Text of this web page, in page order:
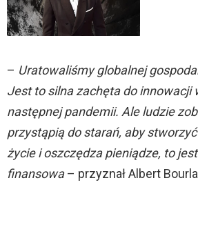
– Uratowaliśmy globalnej
Jest to silna zachęta do innowacji
następnej pandemii. Ale ludzie
przystąpią do starań, aby
życie i oszczędza pieniądze, to
finansowa– przyznał Albert